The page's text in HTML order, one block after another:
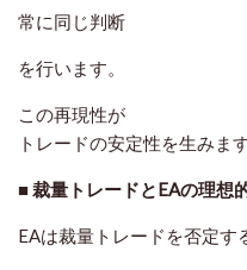
常に同じ判断
を行います。
この再現性が
トレードの安定性を生みます
■ 裁量トレードとEAの理想
EAは裁量トレードを否定す